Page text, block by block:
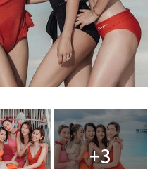
+3